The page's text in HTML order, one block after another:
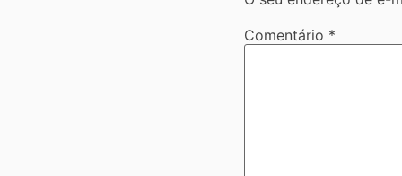
Comentário *